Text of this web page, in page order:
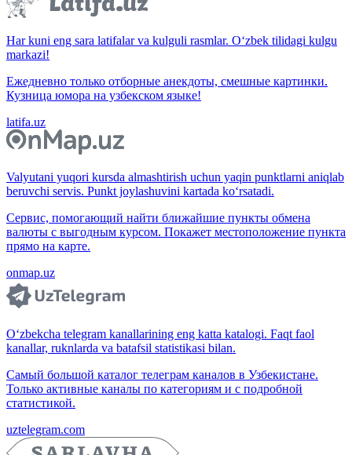
Har kuni eng sara latifalar va kulguli rasmlar. O‘zbek tilidagi kulgu
markazi!
Ежедневно только отборные анекдоты, смешные картинки.
Кузница юмора на узбекском языке!
latifa.uz
Valyutani yuqori kursda almashtirish uchun yaqin punktlarni aniqlab
beruvchi servis. Punkt joylashuvini kartada ko‘rsatadi.
Сервис, помогающий найти ближайшие пункты обмена
валюты с выгодным курсом. Покажет местоположение пункта
прямо на карте.
onmap.uz
O‘zbekcha telegram kanallarining eng katta katalogi. Faqt faol
kanallar, ruknlarda va batafsil statistikasi bilan.
Самый большой каталог телеграм каналов в Узбекистане.
Только активные каналы по категориям и с подробной
статистикой.
uztelegram.com